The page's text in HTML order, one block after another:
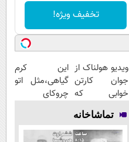
تخفیف ویژه!
ویدیو هولناک از
جوان کارتن
خوابی که
میلیاردر شد.
آموزش رایگان
این کرم
گیاهی،مثل اتو
چروکای
تماشاخانه